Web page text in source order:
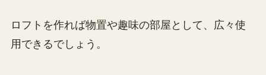
ロフトを作れば物置や趣味の部屋として、広々使
用できるでしょう。